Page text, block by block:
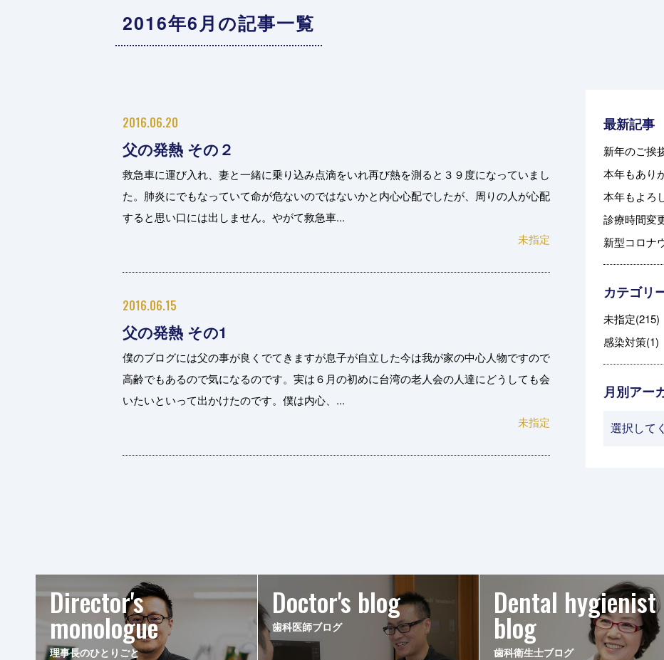
2016年6月の記事一覧
2016.06.20
父の発熱 その２
救急車に運び入れ、妻と一緒に乗り込み点滴をいれ再び熱を測ると３９度になっていまし
た。肺炎にでもなっていて命が危ないのではないかと内心心配でしたが、周りの人が心配
すると思い口には出しません。やがて救急車...
未指定
2016.06.15
父の発熱 その1
僕のブログには父の事が良くでてきますが息子が自立した今は我が家の中心人物ですので
高齢でもあるので気になるのです。実は６月の初めに台湾の老人会の人達にどうしても会
いたいといって出かけたのです。僕は内心、...
未指定
最新記事
新年のご挨
本年もあり
本年もよろ
診療時間変
新型コロナ
カテゴリ
未指定(215)
感染対策(1)
月別アー
Director's
monologue
理事長のひとりごと
Doctor's blog
歯科医師ブログ
Dental hygienist
blog
歯科衛生士ブログ